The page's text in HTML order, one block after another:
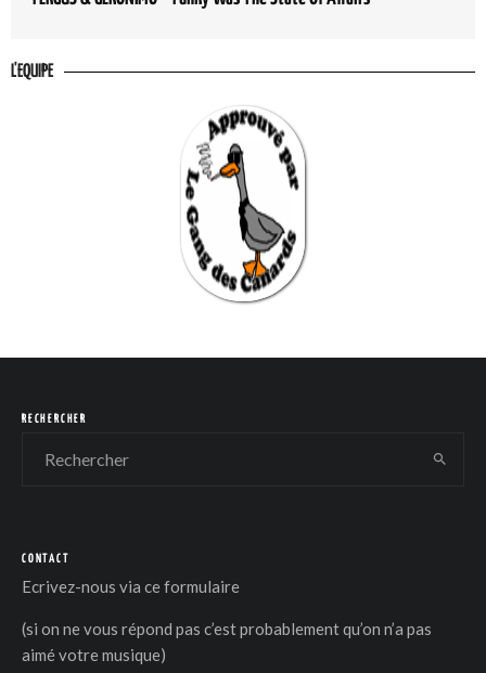
L'EQUIPE
RECHERCHER
CONTACT
Ecrivez-nous via ce formulaire
(si on ne vous répond pas c’est probablement qu’on n’a pas
aimé votre musique)